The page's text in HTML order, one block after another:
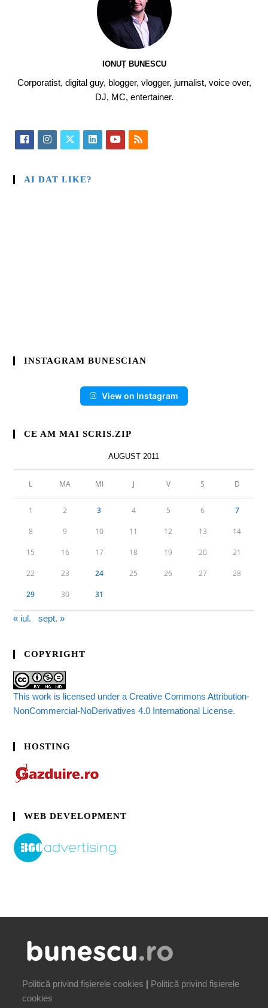
IONUȚ BUNESCU
Corporatist, digital guy, blogger, vlogger, jurnalist, voice over,
DJ, MC, entertainer.
AI DAT LIKE?
INSTAGRAM BUNESCIAN
View on Instagram
CE AM MAI SCRIS.ZIP
AUGUST 2011
L MA MI J V S D
1 2 3 4 5 6 7
8 9 10 11 12 13 14
15 16 17 18 19 20 21
22 23 24 25 26 27 28
29 30 31
« iul. sept. »
COPYRIGHT
This work is licensed under a Creative Commons Attribution-
NonCommercial-NoDerivatives 4.0 International License.
HOSTING
WEB DEVELOPMENT
Politică privind fișierele cookies | Politică privind fișierele
cookies